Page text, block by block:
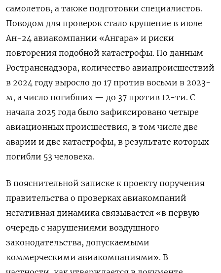
самолетов, а также подготовки специалистов.
Поводом для проверок стало крушение в июле
Ан-24 авиакомпании «Ангара» и риски
повторения подобной катастрофы. По данным
Ространснадзора, количество авиапроисшествий
в 2024 году выросло до 17 против восьми в 2023-
м, а число погибших — до 37 против 12-ти. С
начала 2025 года было зафиксировано четыре
авиационных происшествия, в том числе две
аварии и две катастрофы, в результате которых
погибли 53 человека.
В пояснительной записке к проекту поручения
правительства о проверках авиакомпаний
негативная динамика связывается «в первую
очередь с нарушениями воздушного
законодательства, допускаемыми
коммерческими авиакомпаниями». В